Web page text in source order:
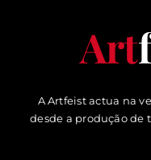
Art
A Artfeist actua na
desde a produção de